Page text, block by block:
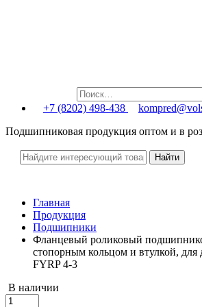
+7 (8202) 498-438
Подшипниковая продукция оптом и в
Главная
Продукция
Подшипники
Фланцевый роликовый
стопорным кольцом и втулкой,
FYRP 4-3
В наличии